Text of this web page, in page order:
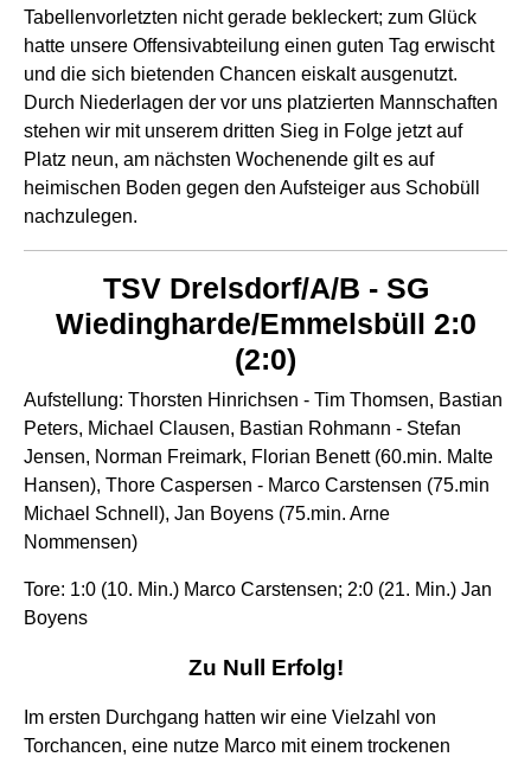
Tabellenvorletzten nicht gerade bekleckert; zum Glück
hatte unsere Offensivabteilung einen guten Tag erwischt
und die sich bietenden Chancen eiskalt ausgenutzt.
Durch Niederlagen der vor uns platzierten Mannschaften
stehen wir mit unserem dritten Sieg in Folge jetzt auf
Platz neun, am nächsten Wochenende gilt es auf
heimischen Boden gegen den Aufsteiger aus Schobüll
nachzulegen.
TSV Drelsdorf/A/B - SG
Wiedingharde/Emmelsbüll 2:0
(2:0)
Aufstellung: Thorsten Hinrichsen - Tim Thomsen, Bastian
Peters, Michael Clausen, Bastian Rohmann - Stefan
Jensen, Norman Freimark, Florian Benett (60.min. Malte
Hansen), Thore Caspersen - Marco Carstensen (75.min
Michael Schnell), Jan Boyens (75.min. Arne
Nommensen)
Tore: 1:0 (10. Min.) Marco Carstensen; 2:0 (21. Min.) Jan
Boyens
Zu Null Erfolg!
Im ersten Durchgang hatten wir eine Vielzahl von
Torchancen, eine nutze Marco mit einem trockenen